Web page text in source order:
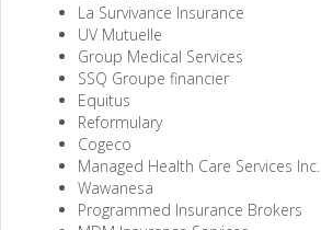
La Survivance Insurance
UV Mutuelle
Group Medical Services
SSQ Groupe financier
Equitus
Reformulary
Cogeco
Managed Health Care Services Inc.
Wawanesa
Programmed Insurance Brokers